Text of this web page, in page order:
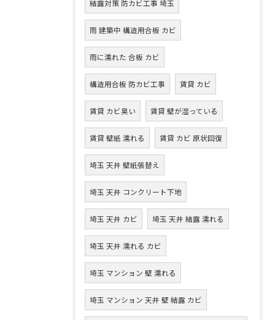
結露対策 防カビ工事 埼玉
雨 建築中 構造用合板 カビ
雨に濡れた 合板 カビ
構造用合板 防カビ工事 賃貸 カビ
賃貸 カビ臭い 賃貸 壁が湿っている
賃貸 壁紙 濡れる 賃貸 カビ 原状回復
埼玉 天井 壁紙張替え
埼玉 天井 コンクリート下地
埼玉 天井 カビ 埼玉 天井 結露 濡れる
埼玉 天井 濡れる カビ
埼玉 マンション 壁 濡れる
埼玉 マンション 天井 壁 結露 カビ